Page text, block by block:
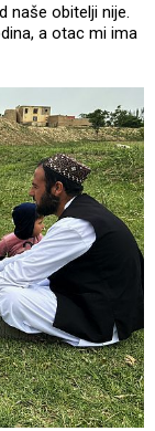
naše obitelji nije.
a otac mi ima